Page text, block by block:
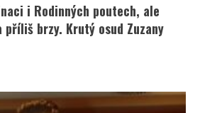
i Rodinných poutech, ale
příliš brzy. Krutý osud Zuzany